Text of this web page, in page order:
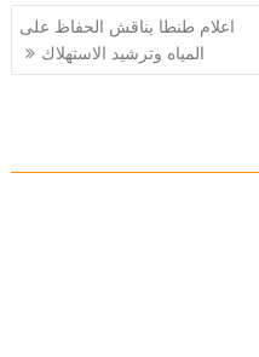
اعلام طنطا يناقش الحفاظ على
المياه وترشيد الاستهلاك